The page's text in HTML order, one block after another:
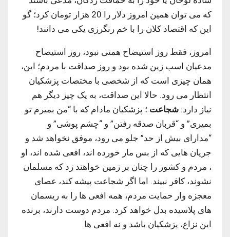
که می توان همین امروز دلار را 20 هزار تومان کرد؛ گو
این که اقتصاد کلان را با خم رنگرزی یکی می دانند!
امروز، فقط روز استیضاح همتی نبود، روز استیضاح
مدعیان اسب زین شده بود و روز صداقت با مردم؛ این،
همان چیزی است که از شخصی با مختصات پزشکیان
انتظار می رود. حالا این صداقت، به یک چیز دیگر هم
نیاز دارد:شجاعت؛ پزشکیان مادام که با “من بمیرم تو
بمیری” و “قربان صدقه رفتن” و “چشم پوشی” و
“مدارای بیش از حد” جلو می رود، موفق نخواهد شد و
جریان هایی که از بس مار خورده اند، افعی شده اند، او
، مردم و کشور را چنان بر زمین خواهند زد که مسلمان
نشوند، کافر نبیند. اما اگر شجاعت پیشه کند، عصای
معجزه وار حمایت مردم، همه افعی ها را به ریسمان
های پلاسیده بدل خواهد کرد. مردم دوست دارند، برنده
این نزاع، پزشکیان باشد و نه افعی ها.